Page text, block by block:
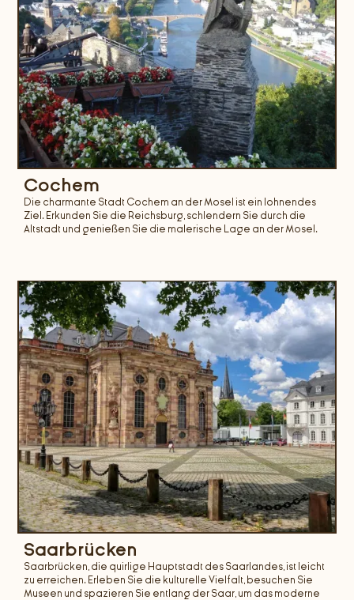
Cochem
Die charmante Stadt Cochem an der Mosel ist ein lohnendes
Ziel. Erkunden Sie die Reichsburg, schlendern Sie durch die
Altstadt und genießen Sie die malerische Lage an der Mosel.
Saarbrücken
Saarbrücken, die quirlige Hauptstadt des Saarlandes, ist leicht
zu erreichen. Erleben Sie die kulturelle Vielfalt, besuchen Sie
Museen und spazieren Sie entlang der Saar, um das moderne